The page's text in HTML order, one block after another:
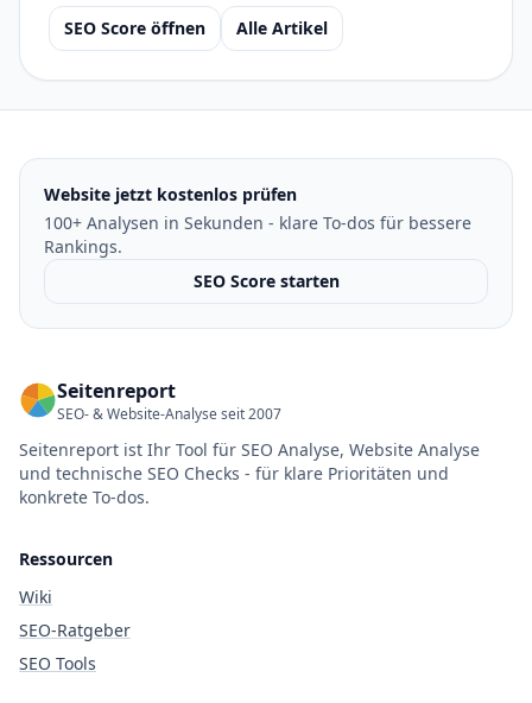
SEO Score öffnen Alle Artikel
Website jetzt kostenlos prüfen
100+ Analysen in Sekunden - klare To-dos für bessere
Rankings.
SEO Score starten
Seitenreport
SEO- & Website-Analyse seit 2007
Seitenreport ist Ihr Tool für SEO Analyse, Website Analyse
und technische SEO Checks - für klare Prioritäten und
konkrete To-dos.
Ressourcen
Wiki
SEO-Ratgeber
SEO Tools